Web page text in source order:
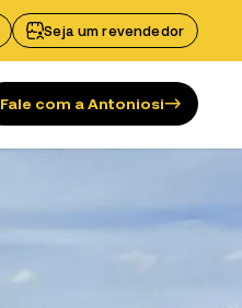
Seja um revendedor
Fale com a Antoniosi